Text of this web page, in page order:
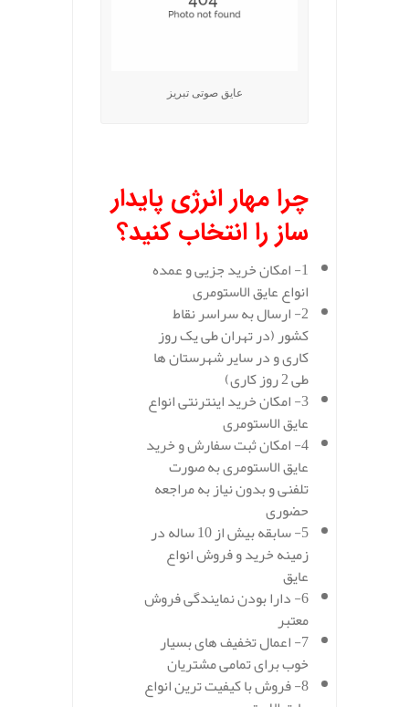
عایق صوتی تبریز
چرا مهار انرژی پایدار
ساز را انتخاب کنید؟
1- امکان خرید جزیی و عمده
انواع عایق الاستومری
2- ارسال به سراسر نقاط
کشور (در تهران طی یک روز
کاری و در سایر شهرستان ها
طی 2 روز کاری)
3- امکان خرید اینترنتی انواع
عایق الاستومری
4- امکان ثبت سفارش و خرید
عایق الاستومری به صورت
تلفنی و بدون نیاز به مراجعه
حضوری
5- سابقه بیش از 10 ساله در
زمینه خرید و فروش انواع
عایق
6- دارا بودن نمایندگی فروش
معتبر
7- اعمال تخفیف های بسیار
خوب برای تمامی مشتریان
8- فروش با کیفیت ترین انواع